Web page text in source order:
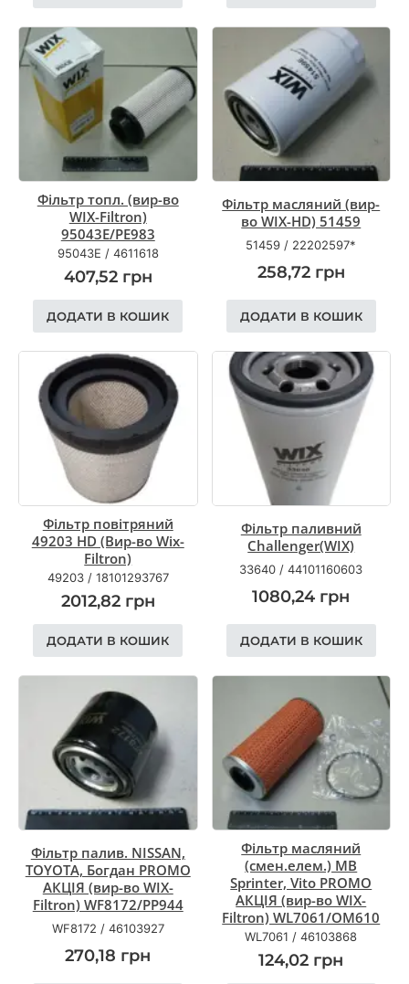
Фільтр топл. (вир-во
WIX-Filtron)
95043E/PE983
95043E / 4611618
407,52 грн
ДОДАТИ В КОШИК
Фільтр масляний (вир-
во WIX-HD) 51459
51459 / 22202597*
258,72 грн
ДОДАТИ В КОШИК
Фільтр повітряний
49203 HD (Вир-во Wix-
Filtron)
49203/ 18101293767
2012,82 грн
ДОДАТИ В КОШИК
Фільтр паливний
Challenger(WIX)
33640 /44101160603
1080,24 грн
ДОДАТИ В КОШИК
Фільтр палив. NISSAN,
TOYOTA, Богдан PROMO
АКЦІЯ (вир-во WIX-
Filtron) WF8172/PP944
WF8172 / 46103927
270,18 грн
Фільтр масляний
(смен.елем.) MB
Sprinter, Vito PROMO
АКЦІЯ (вир-во WIX-
Filtron) WL7061/OM610
WL7061 /46103868
124,02 грн